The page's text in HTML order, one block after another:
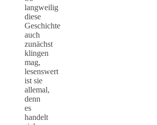
langweilig
diese
Geschichte
auch
zunächst
klingen
mag,
lesenswert
ist sie
allemal,
denn
es
handelt